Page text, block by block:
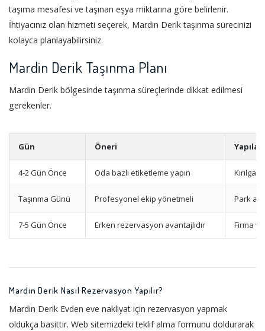
taşıma mesafesi ve taşınan eşya miktarına göre belirlenir.
İhtiyacınız olan hizmeti seçerek, Mardin Derik taşınma sürecinizi
kolayca planlayabilirsiniz.
Mardin Derik Taşınma Planı
Mardin Derik bölgesinde taşınma süreçlerinde dikkat edilmesi
gerekenler.
Gün Öneri
4-2 Gün Önce Oda bazlı etiketleme yapın
Taşınma Günü Profesyonel ekip yönetmeli Park
7-5 Gün Önce Erken rezervasyon avantajlıdır Firma
Mardin Derik Nasıl Rezervasyon Yapılır?
Mardin Derik Evden eve nakliyat için rezervasyon yapmak
oldukça basittir. Web sitemizdeki teklif alma formunu doldurarak